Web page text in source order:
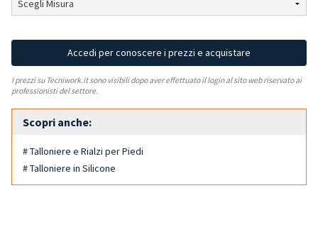
Accedi per conoscere i prezzi e acquistare
I prezzi su Tecniwork.it sono visibili dopo aver effettuato il login al sito web riservato ai
professionisti del settore.
Scopri anche:
# Talloniere e Rialzi per Piedi
# Talloniere in Silicone